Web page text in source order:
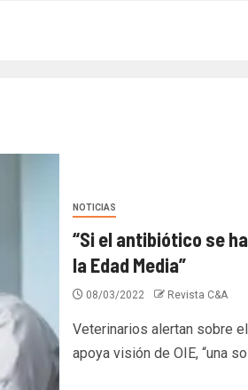
NOTICIAS
“Si el antibiótico se
la Edad Media”
08/03/2022 Revista C&A
Veterinarios alertan sobre
apoya visión de OIE, “una